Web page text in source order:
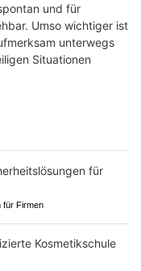
und für
Umso wichtiger ist
unterwegs
Situationen
für Firmen